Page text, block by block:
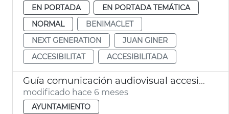
EN PORTADA
EN PORTADA TEMÁTICA
NORMAL
BENIMACLET
NEXT GENERATION
JUAN GINER
ACCESIBILITAT
ACCESIBILITADA
Guía comunicación audiovisual accesible València
modificado hace 6 meses
AYUNTAMIENTO